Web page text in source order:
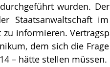
wurden.
Staatsanwaltschaft
informieren.
dem sich die
– hätte stellen müssen.